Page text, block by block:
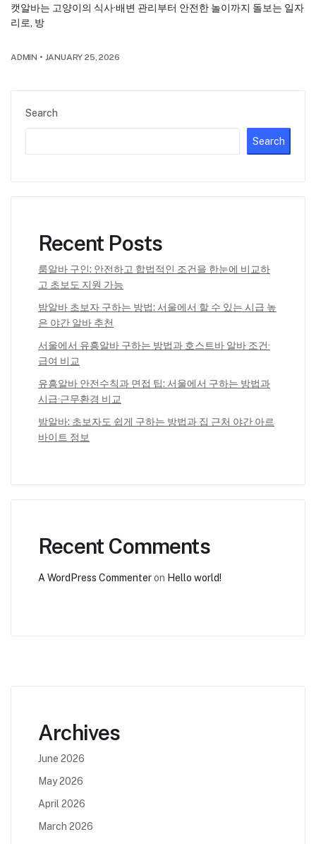
Search
Search
Recent Posts
룸알바 구인: 안전하고 합법적인 조건을 한눈에 비교하
고 초보도 지원 가능
밤알바 초보자 구하는 방법: 서울에서 할 수 있는 시급 높
은 야간 알바 추천
서울에서 유흥알바 구하는 방법과 호스트바 알바 조건·
급여 비교
유흥알바 안전수칙과 면접 팁: 서울에서 구하는 방법과
시급·근무환경 비교
밤알바: 초보자도 쉽게 구하는 방법과 집 근처 야간 아르
바이트 정보
Recent Comments
A WordPress Commenteron Hello world!
캣알바는 고양이의 식사·배변 관리부터 안전한 놀이까지 돌보는 일자
리로, 방
ADMIN • JANUARY 25, 2026
Archives
June 2026
May 2026
April 2026
March 2026